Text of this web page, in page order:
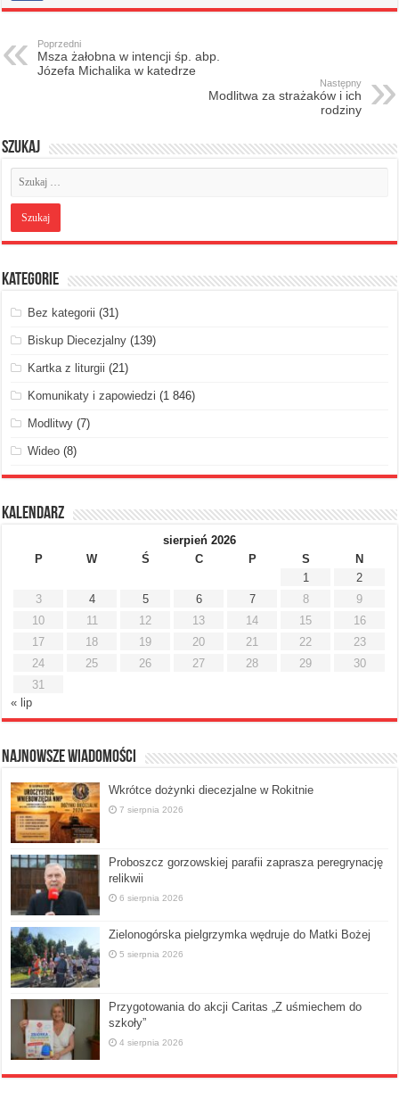
Poprzedni
Msza żałobna w intencji śp. abp.
Józefa Michalika w katedrze
Następny
Modlitwa za strażaków i ich
rodziny
Szukaj
Kategorie
Bez kategorii (31)
Biskup Diecezjalny (139)
Kartka z liturgii (21)
Komunikaty i zapowiedzi (1 846)
Modlitwy (7)
Wideo (8)
Kalendarz
sierpień 2026
P
W Ś C P S
N
1
2
3
4 5 6 7 8
9
10
11 12 13 14 15
16
17
18 19 20 21 22
23
24
25 26 27 28 29
30
31
« lip
Najnowsze Wiadomości
Wkrótce dożynki diecezjalne w Rokitnie
7 sierpnia 2026
Proboszcz gorzowskiej parafii zaprasza peregrynację
relikwii
6 sierpnia 2026
Zielonogórska pielgrzymka wędruje do Matki Bożej
5 sierpnia 2026
Przygotowania do akcji Caritas „Z uśmiechem do
szkoły”
4 sierpnia 2026